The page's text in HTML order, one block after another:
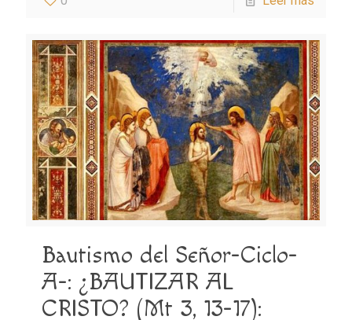
Bautismo del Señor-Ciclo-
A-: ¿BAUTIZAR AL
CRISTO? (Mt 3, 13-17):